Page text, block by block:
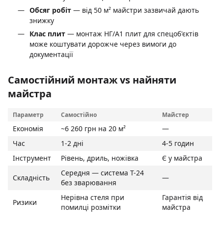
Обсяг робіт — від 50 м² майстри зазвичай дають
знижку
Клас плит — монтаж НГ/A1 плит для спецоб'єктів
може коштувати дорожче через вимоги до
документації
Самостійний монтаж vs найняти
майстра
Параметр Самостійно Майстер
Економія ~6 260 грн на 20 м²
—
Час
1-2 дні
4-5 годин
Інструмент
Рівень, дриль, ножівка Є у майстра
Складність
Середня — система T-24
без зварювання
—
Ризики
Нерівна стеля при
помилці розмітки
Гарантія від
майстра